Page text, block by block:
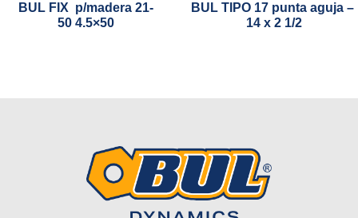
BUL FIX p/madera 21-
50 4.5×50
BUL TIPO 17 punta aguja –
14 x 2 1/2